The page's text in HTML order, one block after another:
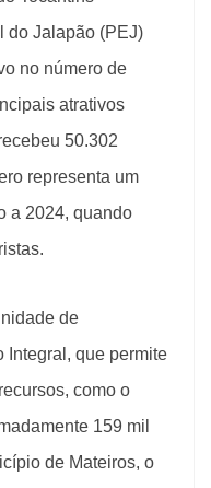
do Jalapão (PEJ)
no número de
atrativos
50.302
representa um
a 2024, quando
de
Integral, que permite
como o
159 mil
de Mateiros, o